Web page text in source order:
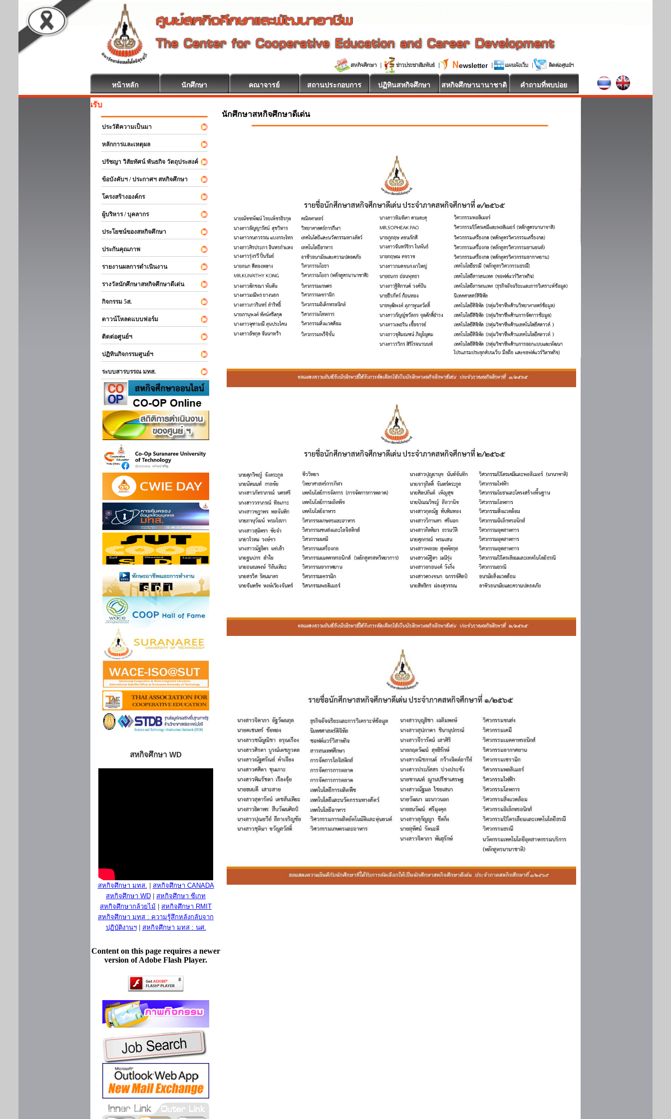
หน้าหลัก นักศึกษา คณาจารย์ สถานประกอบการ ปฏิทินสหกิจศึกษา สหกิจศึกษานานาชาติ คำถามที่พบบ่อย
ประวัติความเป็นมา
หลักการและเหตุผล
ปรัชญา วิสัยทัศน์ พันธกิจ วัตถุประสงค์
ข้อบังคับฯ / ประกาศฯ สหกิจศึกษา
โครงสร้างองค์กร
ผู้บริหาร / บุคลากร
ประโยชน์ของสหกิจศึกษา
ประกันคุณภาพ
รายงานผลการดำเนินงาน
รางวัลนักศึกษาสหกิจศึกษาดีเด่น
กิจกรรม 5ส.
ดาวน์โหลดแบบฟอร์ม
ติดต่อศูนย์ฯ
ปฏิทินกิจกรรมศูนย์ฯ
ระบบสารบรรณ มทส.
สหกิจศึกษา WD
สหกิจศึกษา มทส.
สหกิจศึกษา CANADA
สหกิจศึกษา WD
สหกิจศึกษา ซีเกท
สหกิจศึกษากล้วยไม้
สหกิจศึกษา RMIT
สหกิจศึกษา มทส : ความรู้สึกหลังกลับจาก
ปฏิบัติงานฯ| สหกิจศึกษา มทส : นศ.
Content on this page requires a newer
version of Adobe Flash Player.
นักศึกษาสหกิจศึกษาดีเด่น